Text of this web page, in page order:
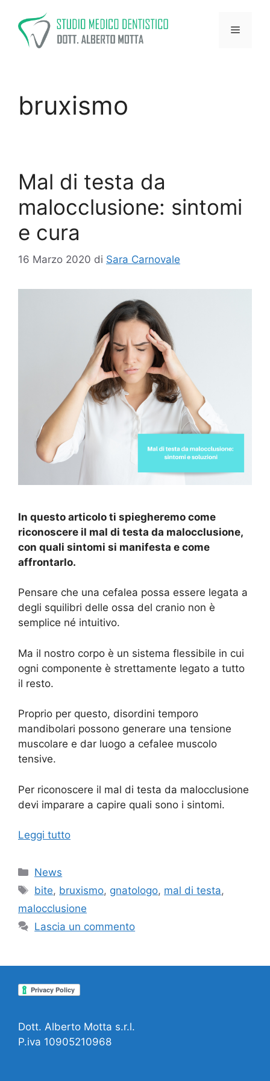
contenuto
Menu
bruxismo
Mal di testa da
malocclusione: sintomi
e cura
16 Marzo 2020 di Sara Carnovale
In questo articolo ti spiegheremo come
riconoscere il mal di testa da malocclusione,
con quali sintomi si manifesta e come
affrontarlo.
Pensare che una cefalea possa essere legata a
degli squilibri delle ossa del cranio non è
semplice né intuitivo.
Ma il nostro corpo è un sistema flessibile in cui
ogni componente è strettamente legato a tutto
il resto.
Proprio per questo, disordini temporo
mandibolari possono generare una tensione
muscolare e dar luogo a cefalee muscolo
tensive.
Per riconoscere il mal di testa da malocclusione
devi imparare a capire quali sono i sintomi.
Leggi tutto
Categorie
News
Tag
bite, bruxismo, gnatologo, mal di testa,
malocclusione
Lascia un commento
Dott. Alberto Motta s.r.l.
P.iva 10905210968